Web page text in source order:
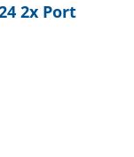
2x Port